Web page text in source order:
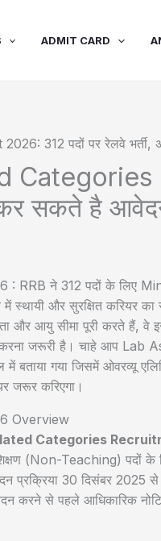
ADMIT CARD
सकते है
RRB ने 312 पदों के लिए
और सुरक्षित करियर
और आयु सीमा पूरी करते
जरूरी है। चाहे आप Lab
गया जिसमें ओवरव्यू
जरूर करिएगा।
Overview
Categories
(Non-Teaching) पदों के
प्रक्रिया 30 दिसंबर 2025
करने से पहले आधिकारिक